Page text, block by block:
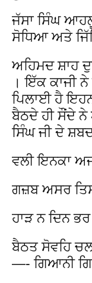
ਜੱਸਾ ਸਿੰਘ
ਸੋਧਿਆ ਅਤੇ
ਅਹਿਮਦ ਸ਼ਾਹ
। ਇੱਕ ਕਾਜੀ
ਪਿਲਾਈ ਹੈ
ਬੈਠਦੇ ਹੀ ਸੌਂਦੇ
ਸਿੰਘ ਜੀ ਦੇ
ਵਲੀ ਇਨਕਾ
ਗਜ਼ਬ ਅਸਰ
ਹਾੜ ਨ ਦਿਨ
ਬੈਠਤ ਸੋਵਹਿ
—- ਗਿਆਨੀ